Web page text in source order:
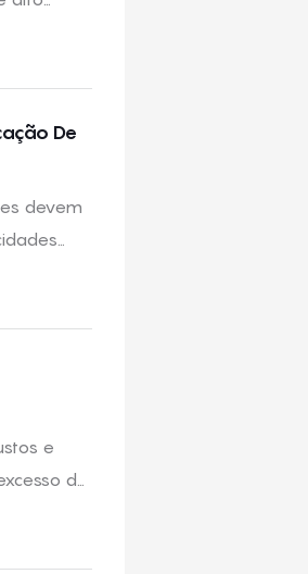
De
devem
e
de